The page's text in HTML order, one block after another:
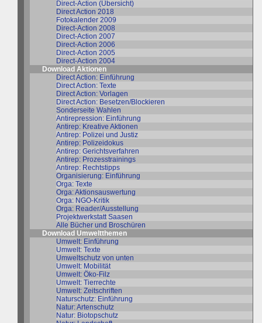
Direct-Action (Übersicht)
Direct Action 2018
Fotokalender 2009
Direct-Action 2008
Direct-Action 2007
Direct-Action 2006
Direct-Action 2005
Direct-Action 2004
Download Aktionen
Direct Action: Einführung
Direct Action: Texte
Direct Action: Vorlagen
Direct Action: Besetzen/Blockieren
Sonderseite Wahlen
Antirepression: Einführung
Antirep: Kreative Aktionen
Antirep: Polizei und Justiz
Antirep: Polizeidokus
Antirep: Gerichtsverfahren
Antirep: Prozesstrainings
Antirep: Rechtstipps
Organisierung: Einführung
Orga: Texte
Orga: Aktionsauswertung
Orga: NGO-Kritik
Orga: Reader/Ausstellung
Projektwerkstatt Saasen
Alle Bücher und Broschüren
Download Umweltthemen
Umwelt: Einführung
Umwelt: Texte
Umweltschutz von unten
Umwelt: Mobilität
Umwelt: Öko-Filz
Umwelt: Tierrechte
Umwelt: Zeitschriften
Naturschutz: Einführung
Natur: Artenschutz
Natur: Biotopschutz